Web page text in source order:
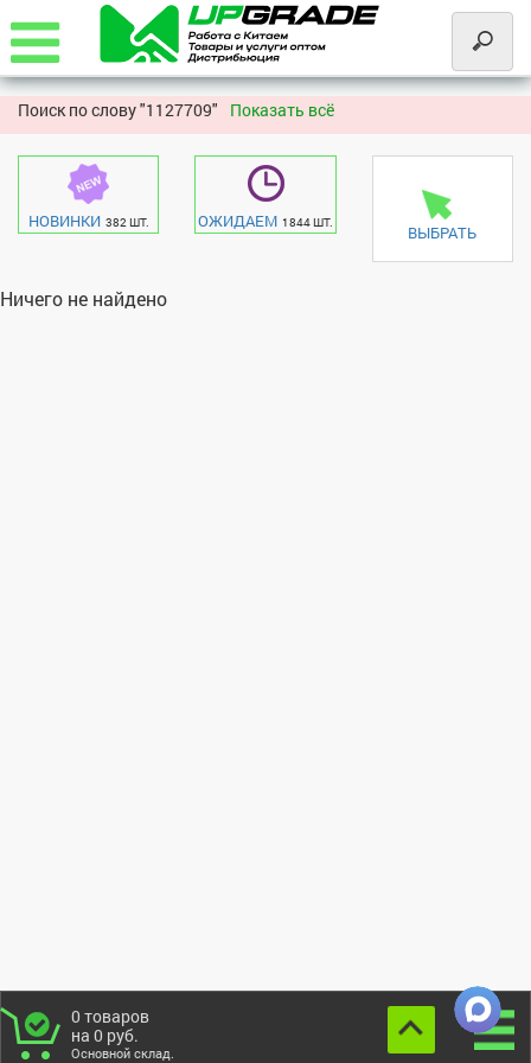
Поиск по слову "1127709" Показать всё
НОВИНКИ 382 ШТ. ОЖИДАЕМ 1844 ШТ. ВЫБРАТЬ
Ничего не найдено
0 товаров
на 0 руб.
Основной склад.